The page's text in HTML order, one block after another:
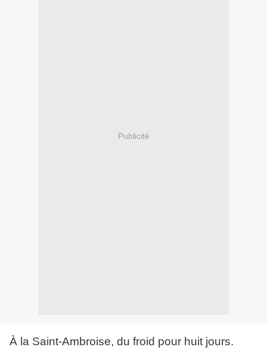
Publicité
À la Saint-Ambroise, du froid pour huit jours.